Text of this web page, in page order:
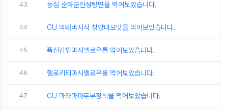
43 농심 순하군안성탕면을 먹어보았습니다.
44 CU 먹태바사삭 청양마요맛을 먹어보았습니다.
45 폭신감튀마시멜로우를 먹어보았습니다.
46 헬로키티마시멜로우를 먹어보았습니다.
47 CU 마라마파두부정식을 먹어보았습니다.